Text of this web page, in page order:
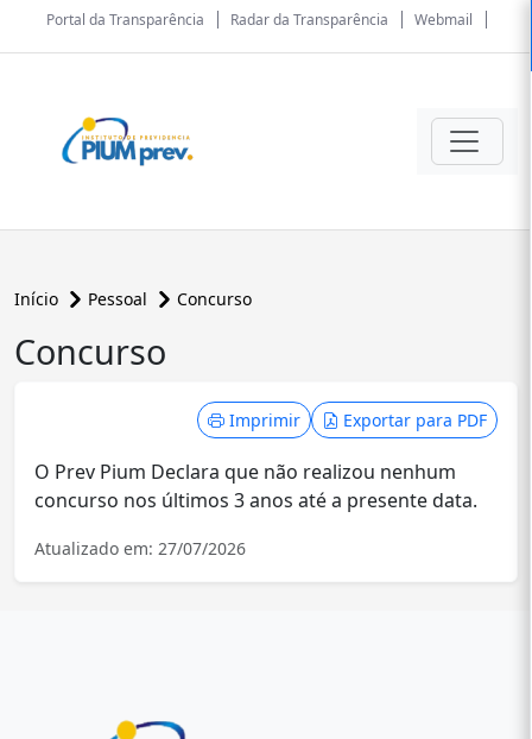
Portal da Transparência Radar da Transparência Webmail
Início Pessoal Concurso
conteúdo principal
Concurso
Imprimir Exportar para PDF
O Prev Pium Declara que não realizou nenhum
concurso nos últimos 3 anos até a presente data.
Atualizado em: 27/07/2026